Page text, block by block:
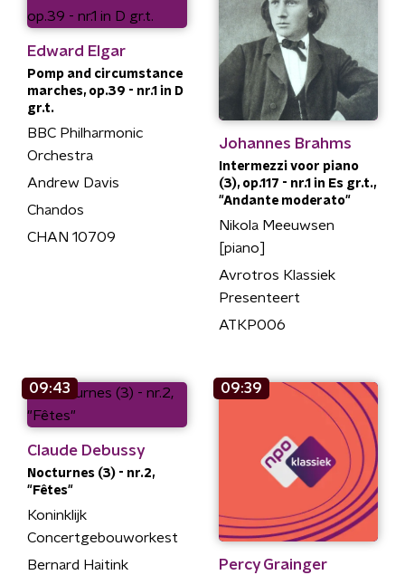
Edward Elgar
Pomp and circumstance
marches, op.39 - nr.1 in D
gr.t.
BBC Philharmonic
Orchestra
Andrew Davis
Chandos
CHAN 10709
Johannes Brahms
Intermezzi voor piano
(3), op.117 - nr.1 in Es gr.t.,
"Andante moderato"
Nikola Meeuwsen
[piano]
Avrotros Klassiek
Presenteert
ATKP006
09:43
Claude Debussy
Nocturnes (3) - nr.2,
"Fêtes"
Koninklijk
Concertgebouworkest
Bernard Haitink
09:39
Percy Grainger